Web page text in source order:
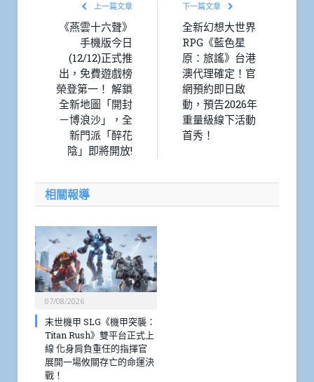
上一篇文章
《燕雲十六聲》
手機版今日
(12/12)正式推
出，免費遊戲榜
榮登第一！ 解鎖
全新地圖「開封
－博浪沙」，全
新門派「醉花
陰」即將開放!
下一篇文章
全新幻想大世界
RPG《藍色星
原：旅謠》台港
澳代理確定！官
網預約即日啟
動，預告2026年
重量級線下活動
首秀！
相關報導
07/08/2026
末世機甲 SLG《機甲突襲：
Titan Rush》雙平台正式上
線 化身肩負重任的指揮官
展開一場攸關存亡的命運決
戰！